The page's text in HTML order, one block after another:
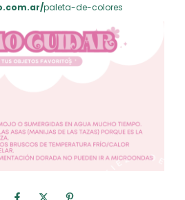
paleta-de-colores